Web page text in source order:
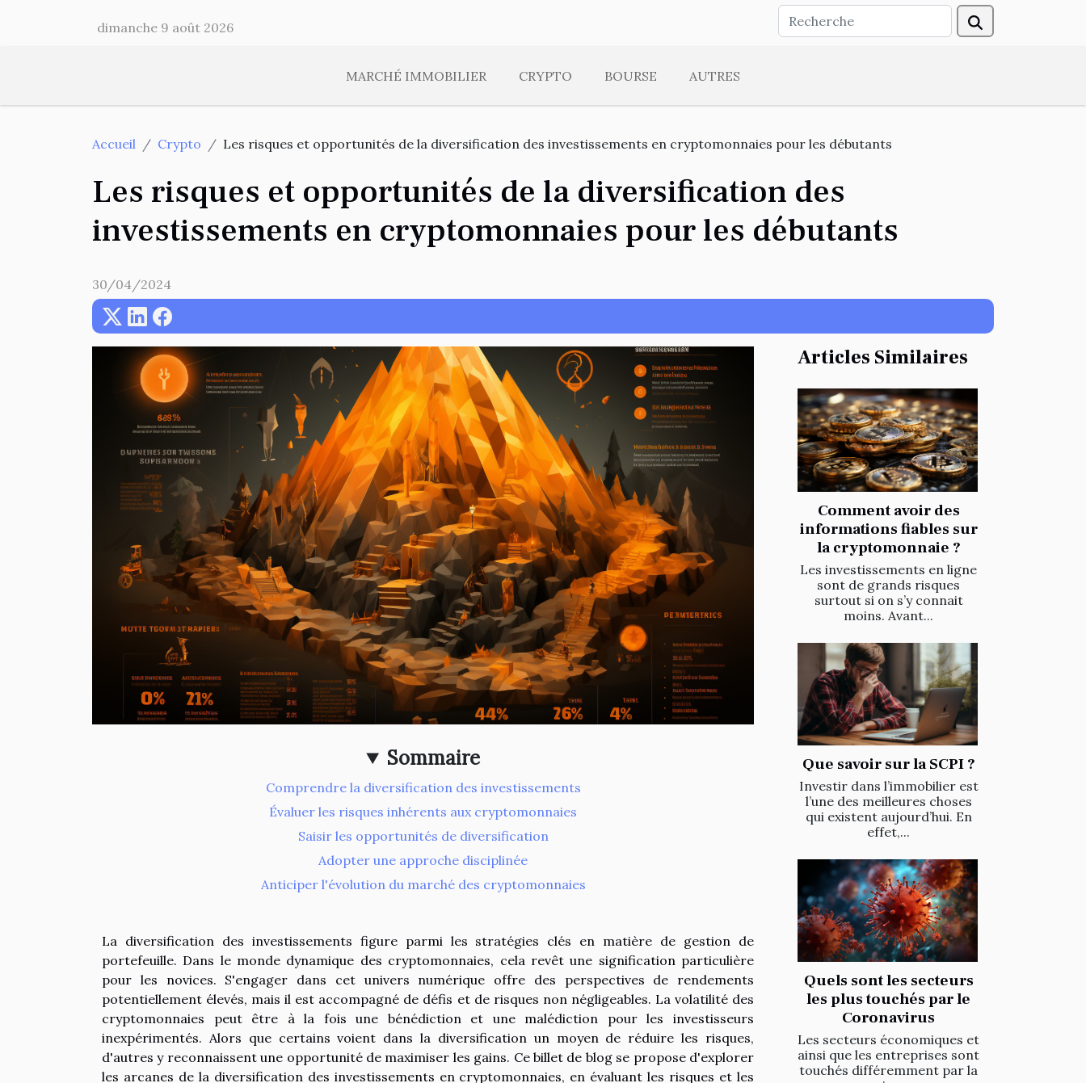
dimanche 9 août 2026
MARCHÉ IMMOBILIER CRYPTO BOURSE AUTRES
Accueil Crypto Les risques et opportunités de la diversification des investissements en cryptomonnaies pour les débutants
Les risques et opportunités de la diversification des
investissements en cryptomonnaies pour les débutants
30/04/2024
Sommaire
Comprendre la diversification des investissements
Évaluer les risques inhérents aux cryptomonnaies
Saisir les opportunités de diversification
Adopter une approche disciplinée
Anticiper l'évolution du marché des cryptomonnaies
La diversification des investissements figure parmi les stratégies clés en matière de gestion de
portefeuille. Dans le monde dynamique des cryptomonnaies, cela revêt une signification particulière
pour les novices. S'engager dans cet univers numérique offre des perspectives de rendements
potentiellement élevés, mais il est accompagné de défis et de risques non négligeables. La volatilité des
cryptomonnaies peut être à la fois une bénédiction et une malédiction pour les investisseurs
inexpérimentés. Alors que certains voient dans la diversification un moyen de réduire les risques,
d'autres y reconnaissent une opportunité de maximiser les gains. Ce billet de blog se propose d'explorer
les arcanes de la diversification des investissements en cryptomonnaies, en évaluant les risques et les
Articles Similaires
Comment avoir des
informations fiables sur
la cryptomonnaie ?
Les investissements en ligne
sont de grands risques
surtout si on s’y connait
moins. Avant...
Que savoir sur la SCPI ?
Investir dans l’immobilier est
l’une des meilleures choses
qui existent aujourd’hui. En
effet,...
Quels sont les secteurs
les plus touchés par le
Coronavirus
Les secteurs économiques et
ainsi que les entreprises sont
touchés différemment par la